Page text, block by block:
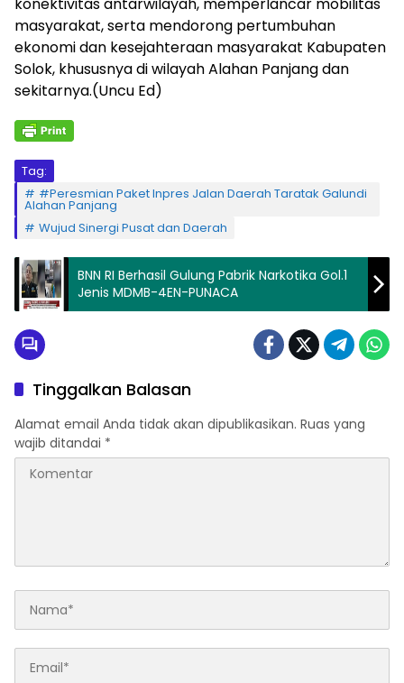
konektivitas antarwilayah, memperlancar mobilitas
masyarakat, serta mendorong pertumbuhan
ekonomi dan kesejahteraan masyarakat Kabupaten
Solok, khususnya di wilayah Alahan Panjang dan
sekitarnya.(Uncu Ed)
Tag:
#Peresmian Paket Inpres Jalan Daerah Taratak Galundi
Alahan Panjang
Wujud Sinergi Pusat dan Daerah
BNN RI Berhasil Gulung Pabrik Narkotika Gol.1
Jenis MDMB-4EN-PUNACA
Tinggalkan Balasan
Alamat email Anda tidak akan dipublikasikan. Ruas yang
wajib ditandai *